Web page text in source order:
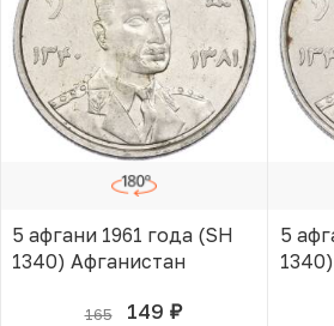
5 афгани 1961 года (SH
1340) Афганистан
165 149 руб.
В КОРЗИНЕ
5